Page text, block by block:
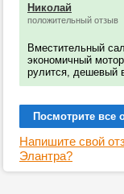
Николай
положительный отзыв
Вместительный
экономичный
рулится, дешевый
Посмотрите все
Напишите свой
Элантра?